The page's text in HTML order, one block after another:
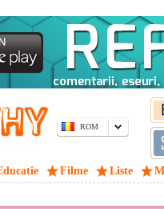
ROM
Filme Liste